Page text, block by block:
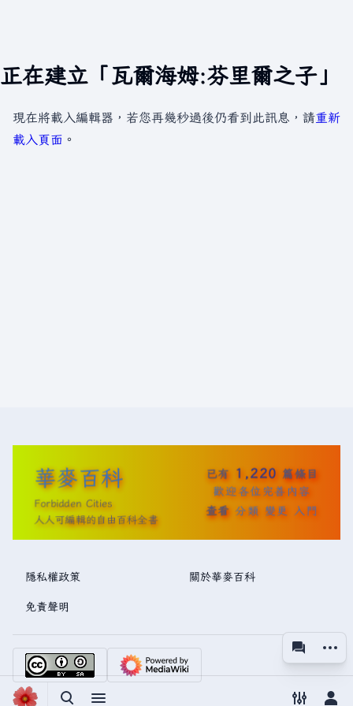
正在建立「瓦爾海姆:芬里爾之子」
視圖
更多
現在將載入編輯器，若您再幾秒過後仍看到此訊息，請重新
載入頁面 。
華麥百科
Forbidden Cities
人人可編輯的自由百科全書
已有 1,220 篇條目
歡迎各位完善內容
查看 分類 變更 入門
隱私權政策 關於華麥百科
免責聲明